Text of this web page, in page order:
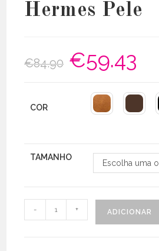
Hermes Pele
€84.90
O
preço
original
€59.43
COR
TAMANHO
Escolha uma
Quantidade
de
- + ADICIONAR